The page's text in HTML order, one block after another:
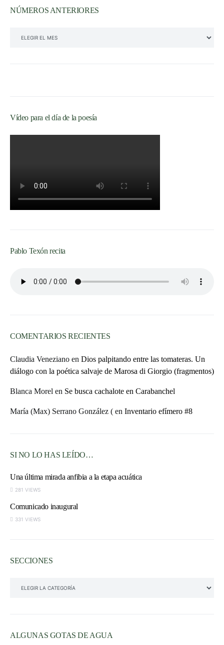
NÚMEROS ANTERIORES
Vídeo para el día de la poesía
Pablo Texón recita
COMENTARIOS RECIENTES
Claudia Veneziano en Dios palpitando entre las tomateras. Un
diálogo con la poética salvaje de Marosa di Giorgio (fragmentos)
Blanca Morel en Se busca cachalote en Carabanchel
María (Max) Serrano González ( en Inventario efímero #8
SI NO LO HAS LEÍDO…
Una última mirada anfibia a la etapa acuática
281 VIEWS
Comunicado inaugural
331 VIEWS
SECCIONES
ALGUNAS GOTAS DE AGUA